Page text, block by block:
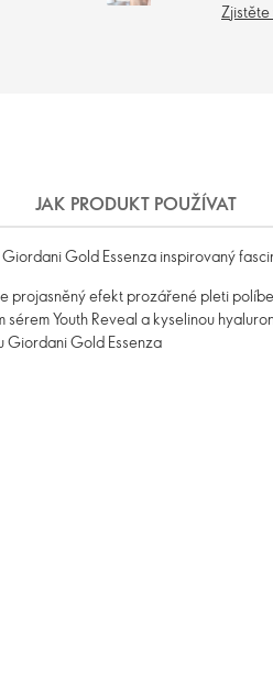
JAK PRODUKT POUŽÍVAT
Gold Essenza inspirovaný
projasněný efekt prozářené pleti
Youth Reveal a kyselinou
Giordani Gold Essenza